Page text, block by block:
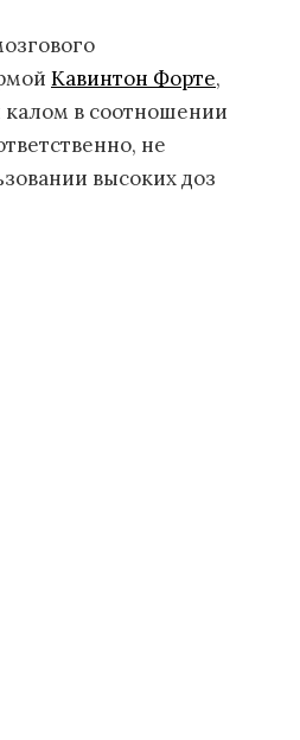
Кавинтон Форте,
калом в соотношении
не
высоких доз